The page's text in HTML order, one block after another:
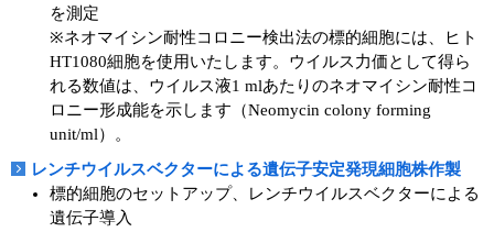
を測定
※ネオマイシン耐性コロニー検出法の標的細胞には、ヒト
HT1080細胞を使用いたします。ウイルス力価として得ら
れる数値は、ウイルス液1 mlあたりのネオマイシン耐性コ
ロニー形成能を示します（Neomycin colony forming
unit/ml）。
レンチウイルスベクターによる遺伝子安定発現細胞株作製
標的細胞のセットアップ、レンチウイルスベクターによる
遺伝子導入